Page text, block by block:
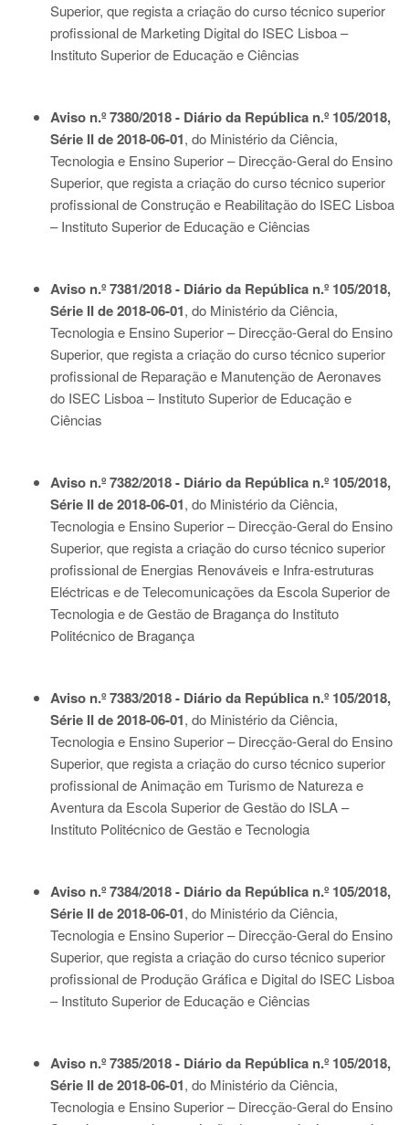
Superior, que regista a criação do curso técnico superior
profissional de Marketing Digital do ISEC Lisboa –
Instituto Superior de Educação e Ciências
Aviso n.º 7380/2018 - Diário da República n.º 105/2018,
Série II de 2018-06-01, do Ministério da Ciência,
Tecnologia e Ensino Superior – Direcção-Geral do Ensino
Superior, que regista a criação do curso técnico superior
profissional de Construção e Reabilitação do ISEC Lisboa
– Instituto Superior de Educação e Ciências
Aviso n.º 7381/2018 - Diário da República n.º 105/2018,
Série II de 2018-06-01, do Ministério da Ciência,
Tecnologia e Ensino Superior – Direcção-Geral do Ensino
Superior, que regista a criação do curso técnico superior
profissional de Reparação e Manutenção de Aeronaves
do ISEC Lisboa – Instituto Superior de Educação e
Ciências
Aviso n.º 7382/2018 - Diário da República n.º 105/2018,
Série II de 2018-06-01, do Ministério da Ciência,
Tecnologia e Ensino Superior – Direcção-Geral do Ensino
Superior, que regista a criação do curso técnico superior
profissional de Energias Renováveis e Infra-estruturas
Eléctricas e de Telecomunicações da Escola Superior de
Tecnologia e de Gestão de Bragança do Instituto
Politécnico de Bragança
Aviso n.º 7383/2018 - Diário da República n.º 105/2018,
Série II de 2018-06-01, do Ministério da Ciência,
Tecnologia e Ensino Superior – Direcção-Geral do Ensino
Superior, que regista a criação do curso técnico superior
profissional de Animação em Turismo de Natureza e
Aventura da Escola Superior de Gestão do ISLA –
Instituto Politécnico de Gestão e Tecnologia
Aviso n.º 7384/2018 - Diário da República n.º 105/2018,
Série II de 2018-06-01, do Ministério da Ciência,
Tecnologia e Ensino Superior – Direcção-Geral do Ensino
Superior, que regista a criação do curso técnico superior
profissional de Produção Gráfica e Digital do ISEC Lisboa
– Instituto Superior de Educação e Ciências
Aviso n.º 7385/2018 - Diário da República n.º 105/2018,
Série II de 2018-06-01, do Ministério da Ciência,
Tecnologia e Ensino Superior – Direcção-Geral do Ensino